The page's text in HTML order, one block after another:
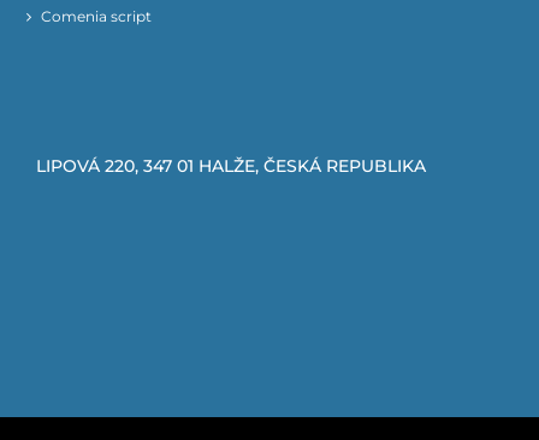
Comenia script
LIPOVÁ 220, 347 01 HALŽE, ČESKÁ REPUBLIKA